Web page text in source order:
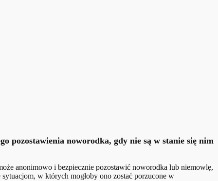
pozostawienia noworodka, gdy nie są w stanie się nim
anonimowo i bezpiecznie pozostawić noworodka lub niemowlę,
w których mogłoby ono zostać porzucone w